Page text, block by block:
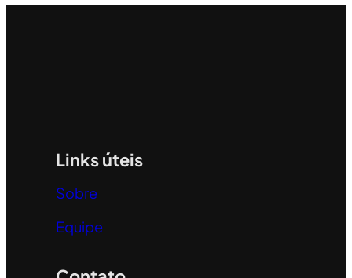
Links úteis
Sobre
Equipe